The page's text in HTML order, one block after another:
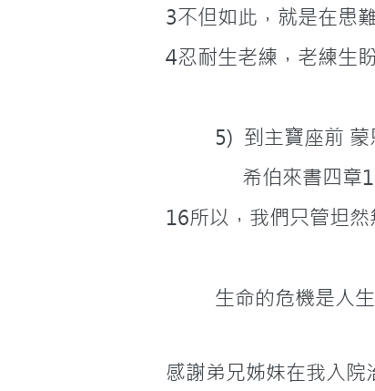
3不但如此，就是在患
4忍耐生老練，老練生
5)  到主寶座
希伯來書
16所以，我們只管坦
生命的危
感謝弟兄姊妹在我入院